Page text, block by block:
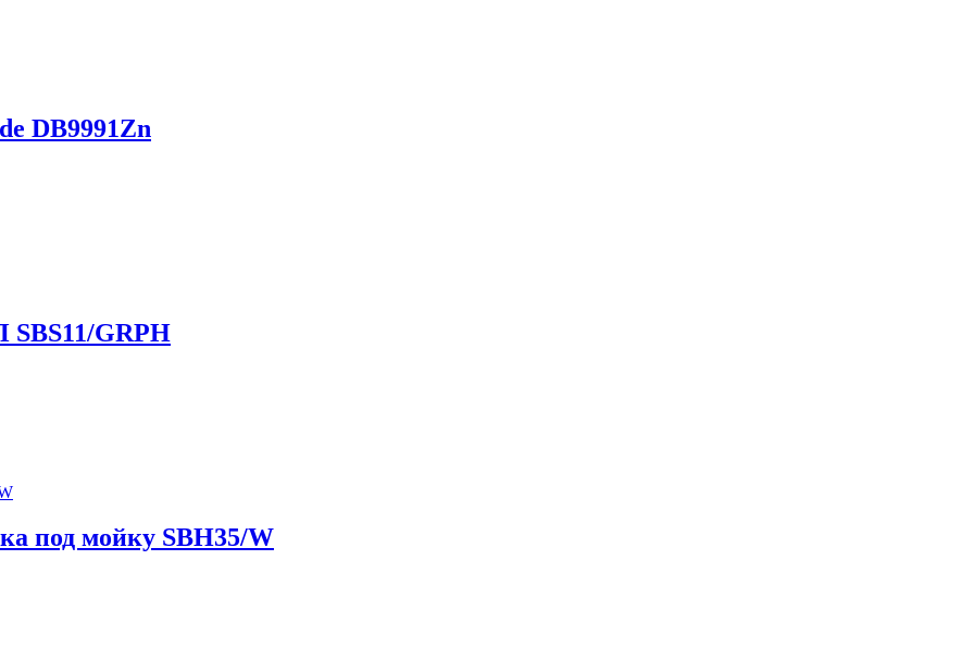
DB9991Zn
GRPH
под мойку SBH35/W